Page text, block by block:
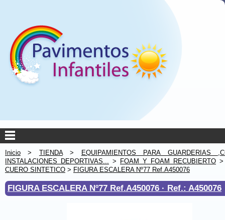
Inicio > TIENDA>
EQUIPAMIENTOS PARA GUARDERIAS
INSTALACIONES DEPORTIVAS... > FOAM Y FOAM RECUBIERTO
CUERO SINTETICO > FIGURA ESCALERA Nº77 Ref.A450076
FIGURA ESCALERA Nº77 Ref.A450076 · Ref.: A450076